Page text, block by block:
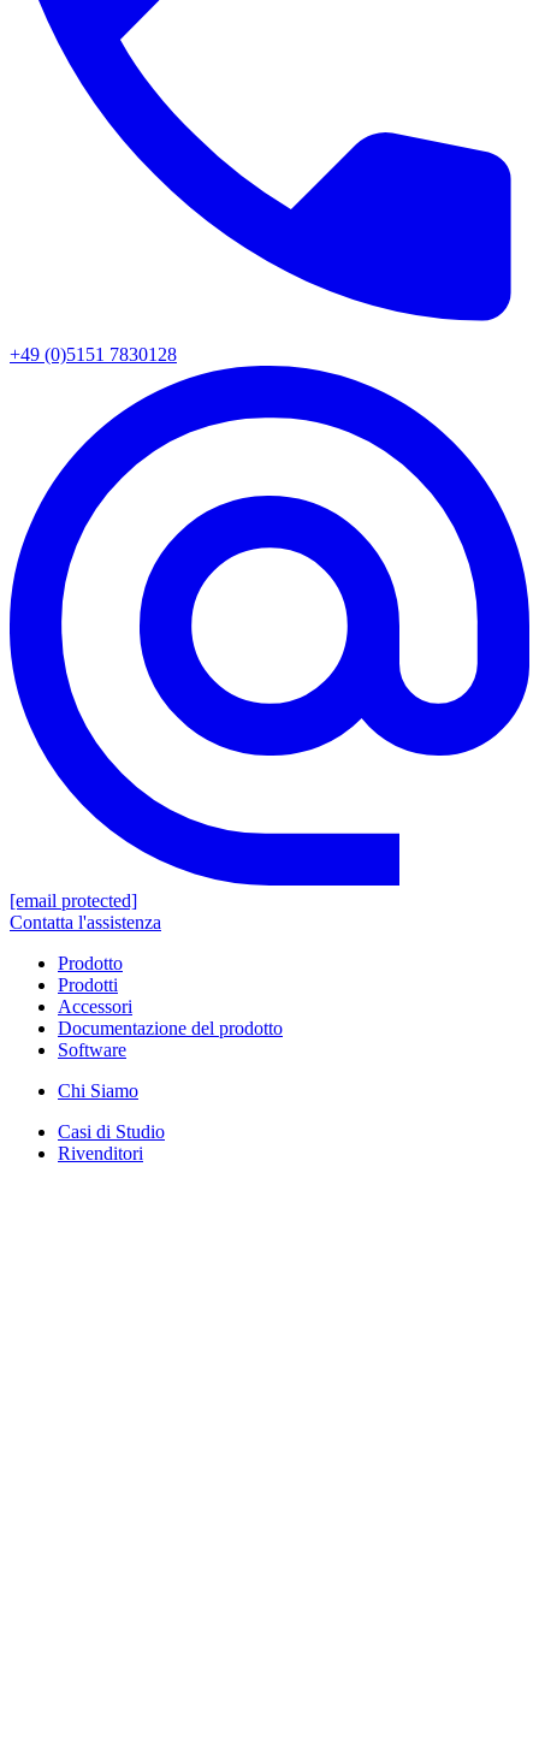
+49 (0)5151 7830128
[email protected]
Contatta l'assistenza
Prodotto
Prodotti
Accessori
Documentazione del prodotto
Software
Chi Siamo
Casi di Studio
Rivenditori